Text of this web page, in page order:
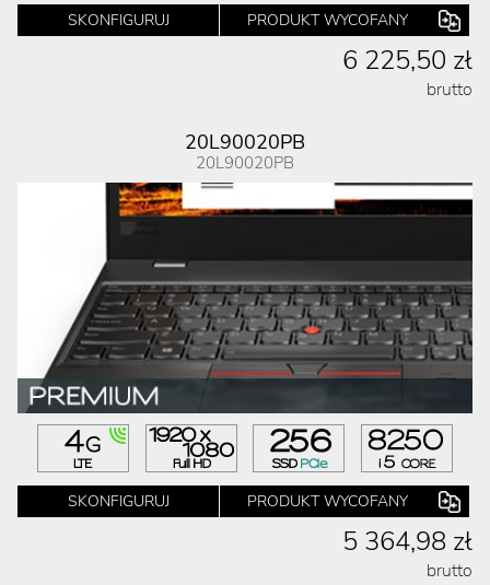
SKONFIGURUJ PRODUKT WYCOFANY
6 225,50 zł
brutto
20L90020PB
20L90020PB
SKONFIGURUJ PRODUKT WYCOFANY
5 364,98 zł
brutto